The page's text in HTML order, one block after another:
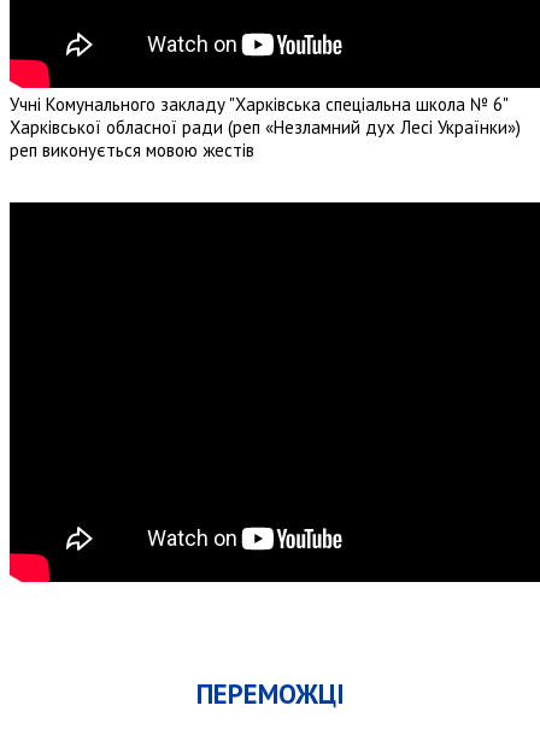
Учні Комунального закладу "Харківська спеціальна школа № 6"
Харківської обласної ради (реп «Незламний дух Лесі Українки»)
реп виконується мовою жестів
ПЕРЕМОЖЦІ